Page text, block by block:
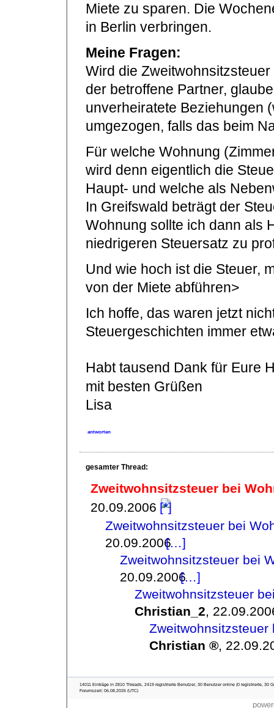
Miete zu sparen. Die
in Berlin verbringen.
Meine Fragen:
Wird die
der betroffene Partner,
unverheiratete Beziehungen
umgezogen, falls das beim
Für welche Wohnung
wird denn eigentlich die
Haupt- und welche als
In Greifswald beträgt der
Wohnung sollte ich dann als
niedrigeren Steuersatz zu
Und wie hoch ist die Steuer,
von der Miete abführen>
Ich hoffe, das waren jetzt
Steuergeschichten immer
Habt tausend Dank für Eure
mit besten Grüßen
Lisa
antworten
gesamter Thread:
Zweitwohnsitzsteuer bei
20.09.2006
Zweitwohnsitzsteuer bei
20.09.2006
Zweitwohnsitzsteuer bei
20.09.2006
Zweitwohnsitzsteuer
Christian_2,
Zweitwohnsitzsteuer
Christian
,
14011 Einträge in 2810 Threads, 2419 registrierte Benutzer, 30 Benutzer online (0 registrierte, 30
Forumszeit: 06.08.2026 (UTC)